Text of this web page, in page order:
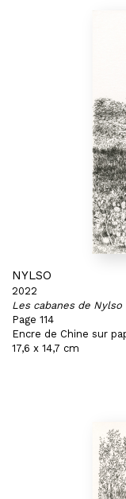
NYLSO
2022
Les cabanes de Nylso
Page 114
Encre de Chine sur
17,6 x 14,7 cm